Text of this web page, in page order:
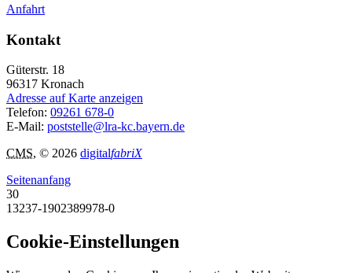
Anfahrt
Kontakt
Güterstr. 18
96317 Kronach
Adresse auf Karte anzeigen
Telefon: 09261 678-0
E-Mail: poststelle@lra-kc.bayern.de
CMS, © 2026 digitalfabriX
Seitenanfang
30
13237-1902389978-0
Cookie-Einstellungen